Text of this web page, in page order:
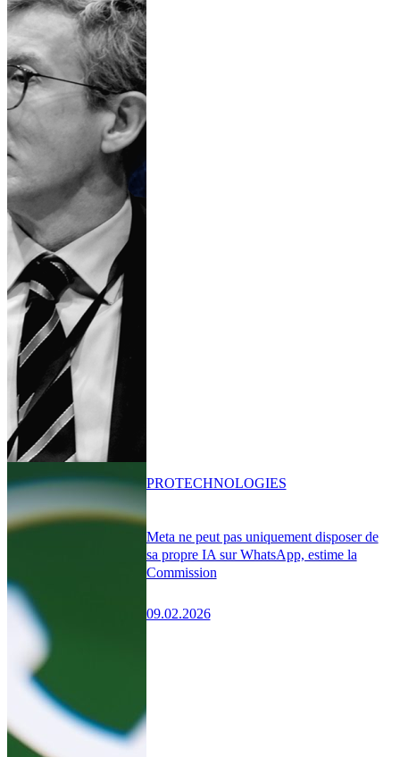
Meta ne peut pas uniquement disposer de
sa propre IA sur WhatsApp, estime la
Commission
09.02.2026
PROTECHNOLOGIES